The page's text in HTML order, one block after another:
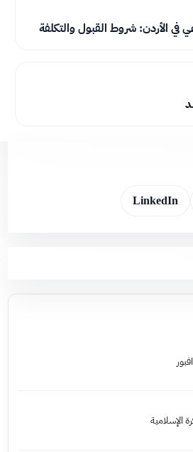
في الأردن: شروط القبول والتكلفة
LinkedIn
الإسلامية